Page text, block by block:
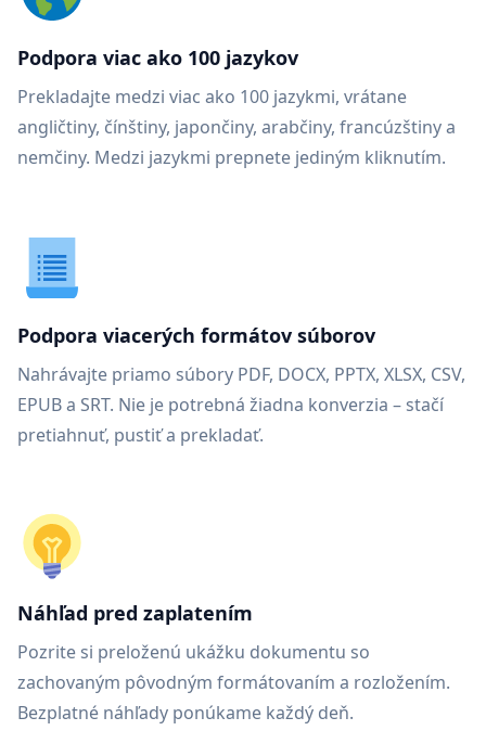
Podpora viac ako 100 jazykov
Prekladajte medzi viac ako 100 jazykmi, vrátane
angličtiny, čínštiny, japončiny, arabčiny, francúzštiny a
nemčiny. Medzi jazykmi prepnete jediným kliknutím.
Podpora viacerých formátov súborov
Nahrávajte priamo súbory PDF, DOCX, PPTX, XLSX, CSV,
EPUB a SRT. Nie je potrebná žiadna konverzia – stačí
pretiahnuť, pustiť a prekladať.
Náhľad pred zaplatením
Pozrite si preloženú ukážku dokumentu so
zachovaným pôvodným formátovaním a rozložením.
Bezplatné náhľady ponúkame každý deň.